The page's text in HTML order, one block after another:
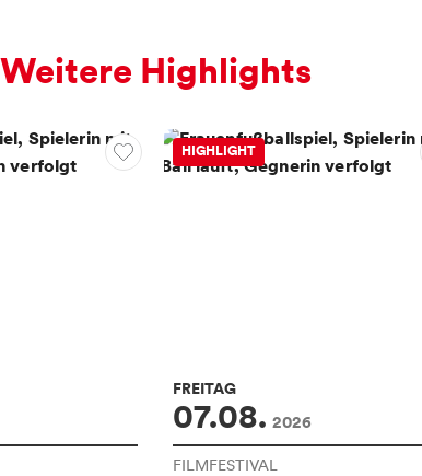
Weitere Highlights
HIGHLIGHT
FREITAG
07.08. 2026
FILMFESTIVAL